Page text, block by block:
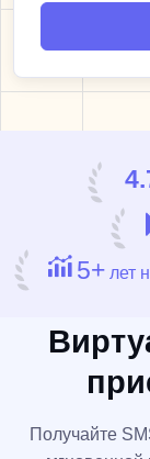
5+ лет
Получайте